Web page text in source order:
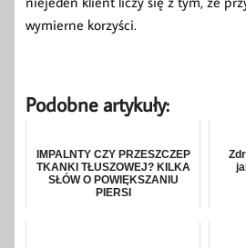
wymierne korzyści.
Podobne artykuły:
IMPALNTY CZY PRZESZCZEP
TKANKI TŁUSZOWEJ? KILKA
SŁÓW O POWIĘKSZANIU
PIERSI